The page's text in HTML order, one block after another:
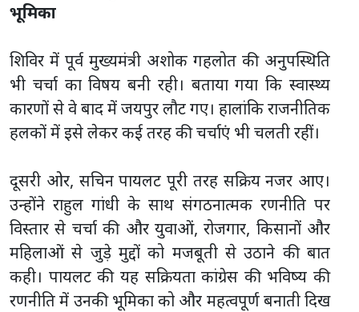
भूमिका
शिविर में पूर्व मुख्यमंत्री अशोक गहलोत की अनुपस्थिति
भी चर्चा का विषय बनी रही। बताया गया कि स्वास्थ्य
कारणों से वे बाद में जयपुर लौट गए। हालांकि राजनीतिक
हलकों में इसे लेकर कई तरह की चर्चाएं भी चलती रहीं।
दूसरी ओर, सचिन पायलट पूरी तरह सक्रिय नजर आए।
उन्होंने राहुल गांधी के साथ संगठनात्मक रणनीति पर
विस्तार से चर्चा की और युवाओं, रोजगार, किसानों और
महिलाओं से जुड़े मुद्दों को मजबूती से उठाने की बात
कही। पायलट की यह सक्रियता कांग्रेस की भविष्य की
रणनीति में उनकी भूमिका को और महत्वपूर्ण बनाती दिख